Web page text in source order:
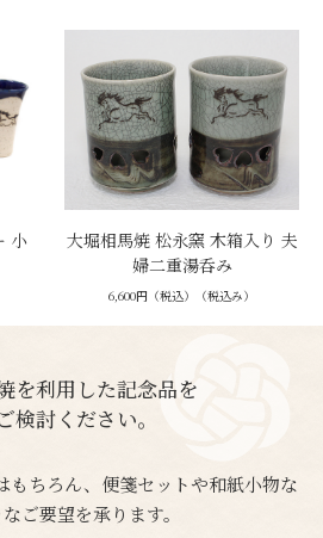
小
大堀相馬焼 松永窯 木箱入り 夫
婦二重湯呑み
6,600円（税込）（税込み）
を利用した記念品を
検討ください。
もちろん、便箋セットや和紙小物な
ご要望を承ります。